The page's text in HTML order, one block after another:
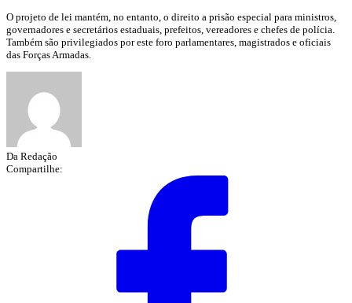
O projeto de lei mantém, no entanto, o direito a prisão especial para ministros,
governadores e secretários estaduais, prefeitos, vereadores e chefes de polícia.
Também são privilegiados por este foro parlamentares, magistrados e oficiais
das Forças Armadas.
Da Redação
Compartilhe: